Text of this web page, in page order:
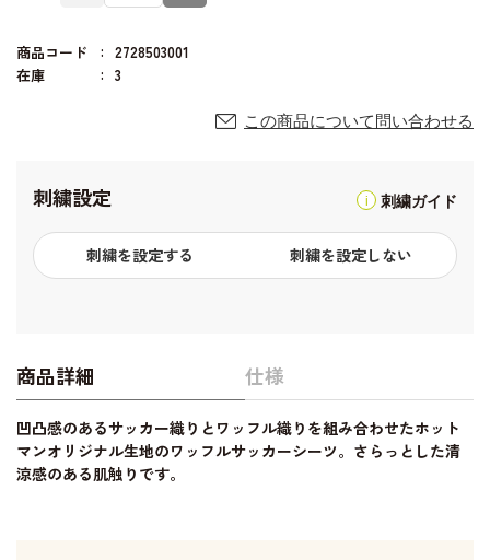
商品コード
2728503001
在庫
3
この商品について問い合わせる
刺繍設定 刺繍ガイド
刺繍を設定する 刺繍を設定しない
商品詳細 仕様
凹凸感のあるサッカー織りとワッフル織りを組み合わせたホット
マンオリジナル生地のワッフルサッカーシーツ。さらっとした清
涼感のある肌触りです。